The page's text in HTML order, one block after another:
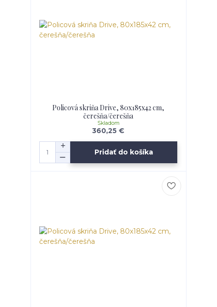
Policová skriňa Drive, 80x185x42 cm,
čerešňa/čerešňa
360,25 €
Skladom
Pridať do košíka